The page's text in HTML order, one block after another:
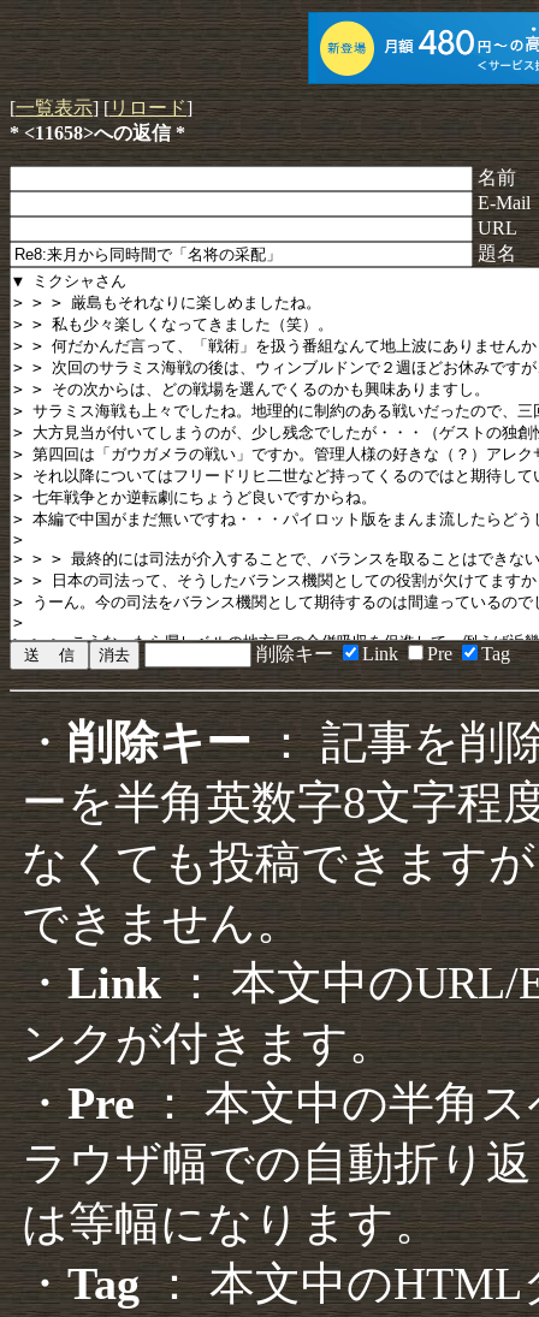
[一覧表示] [リロード]
* <11658>への返信 *
名前
E-Mail
URL
題名
削除キー Link Pre Tag
・削除キー： 記事を削
ーを半角英数字8文字程
なくても投稿できます
できません。
・Link： 本文中のURL/
ンクが付きます。
・Pre： 本文中の半角
ラウザ幅での自動折り
は等幅になります。
・Tag： 本文中のHTML